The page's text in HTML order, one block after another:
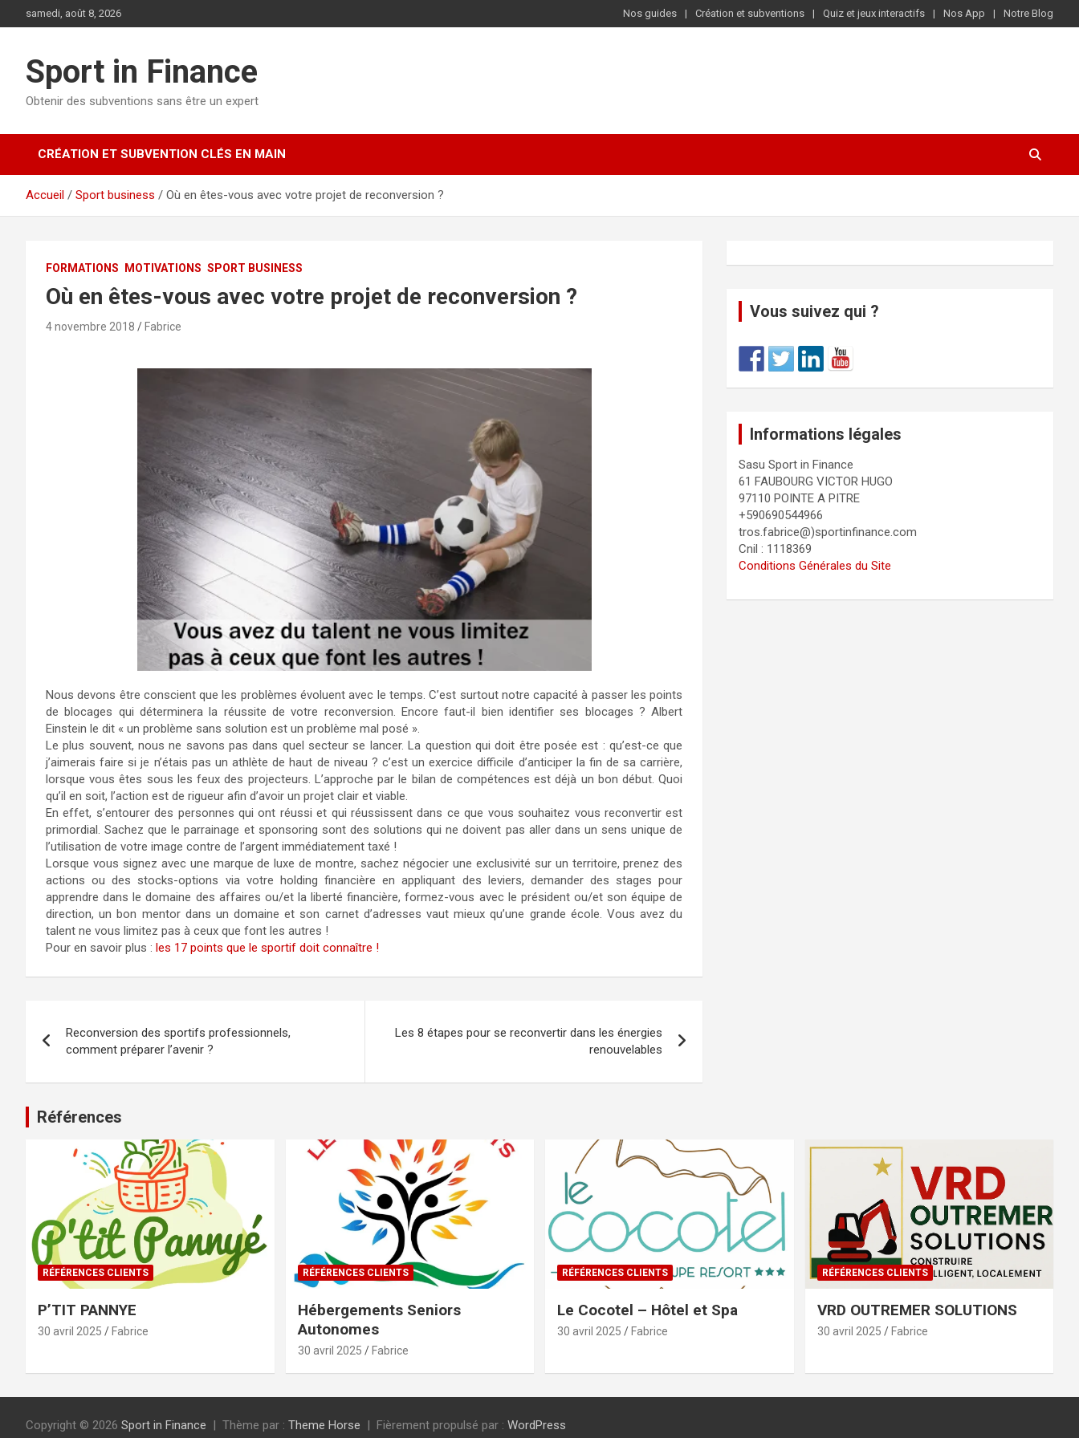
samedi, août 8, 2026 Nos guides Création et subventions Quiz et jeux interactifs Nos App Notre Blog
Sport in Finance
Obtenir des subventions sans être un expert
CRÉATION ET SUBVENTION CLÉS EN MAIN
Accueil Sport business Où en êtes-vous avec votre projet de reconversion ?
FORMATIONS MOTIVATIONS SPORT BUSINESS
Où en êtes-vous avec votre projet de reconversion ?
4 novembre 2018 Fabrice
Nous devons être conscient que les problèmes évoluent avec le temps. C’est surtout notre capacité à passer les points
de blocages qui déterminera la réussite de votre reconversion. Encore faut-il bien identifier ses blocages ? Albert
Einstein le dit « un problème sans solution est un problème mal posé ».
Le plus souvent, nous ne savons pas dans quel secteur se lancer. La question qui doit être posée est : qu’est-ce que
j’aimerais faire si je n’étais pas un athlète de haut de niveau ? c’est un exercice difficile d’anticiper la fin de sa carrière,
lorsque vous êtes sous les feux des projecteurs. L’approche par le bilan de compétences est déjà un bon début. Quoi
qu’il en soit, l’action est de rigueur afin d’avoir un projet clair et viable.
En effet, s’entourer des personnes qui ont réussi et qui réussissent dans ce que vous souhaitez vous reconvertir est
primordial. Sachez que le parrainage et sponsoring sont des solutions qui ne doivent pas aller dans un sens unique de
l’utilisation de votre image contre de l’argent immédiatement taxé !
Lorsque vous signez avec une marque de luxe de montre, sachez négocier une exclusivité sur un territoire, prenez des
actions ou des stocks-options via votre holding financière en appliquant des leviers, demander des stages pour
apprendre dans le domaine des affaires ou/et la liberté financière, formez-vous avec le président ou/et son équipe de
direction, un bon mentor dans un domaine et son carnet d’adresses vaut mieux qu’une grande école. Vous avez du
talent ne vous limitez pas à ceux que font les autres !
Pour en savoir plus : les 17 points que le sportif doit connaître !
Reconversion des sportifs professionnels,
comment préparer l’avenir ?
Les 8 étapes pour se reconvertir dans les énergies
renouvelables
Vous suivez qui ?
Informations légales
Sasu Sport in Finance
61 FAUBOURG VICTOR HUGO
97110 POINTE A PITRE
+590690544966
tros.fabrice@)sportinfinance.com
Cnil : 1118369
Conditions Générales du Site
Références
RÉFÉRENCES CLIENTS
P’TIT PANNYE
30 avril 2025 Fabrice
RÉFÉRENCES CLIENTS
Hébergements Seniors
Autonomes
30 avril 2025 Fabrice
RÉFÉRENCES CLIENTS
Le Cocotel – Hôtel et Spa
30 avril 2025 Fabrice
RÉFÉRENCES CLIENTS
VRD OUTREMER SOLUTIONS
30 avril 2025 Fabrice
Copyright © 2026 Sport in Finance Thème par : Theme Horse Fièrement propulsé par : WordPress